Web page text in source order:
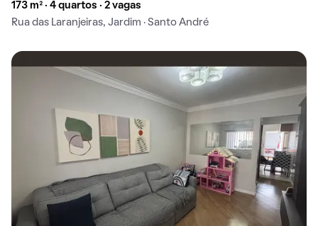
173 m² · 4 quartos · 2 vagas
Rua das Laranjeiras, Jardim · Santo André